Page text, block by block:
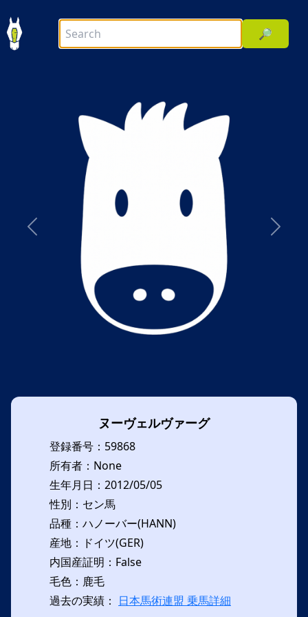
🔎
前へ 次へ
ヌーヴェルヴァーグ
登録番号：59868
所有者：None
生年月日：2012/05/05
性別：セン馬
品種：ハノーバー(HANN)
産地：ドイツ(GER)
内国産証明：False
毛色：鹿毛
過去の実績： 日本馬術連盟 乗馬詳細